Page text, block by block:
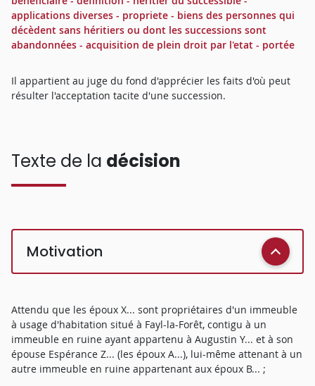
applications diverses - propriete - biens des personnes qui
décèdent sans héritiers ou dont les successions sont
abandonnées - acquisition de plein droit par l'etat - portée
Il appartient au juge du fond d'apprécier les faits d'où peut
résulter l'acceptation tacite d'une succession.
Texte de la décision
Motivation
Attendu que les époux X... sont propriétaires d'un immeuble
à usage d'habitation situé à Fayl-la-Forêt, contigu à un
immeuble en ruine ayant appartenu à Augustin Y... et à son
épouse Espérance Z... (les époux A...), lui-même attenant à un
autre immeuble en ruine appartenant aux époux B... ;